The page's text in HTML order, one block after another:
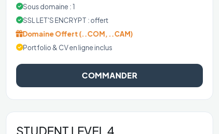
Sous domaine : 1
SSL LET'S ENCRYPT : offert
Domaine Offert (..COM, ..CAM)
Portfolio & CV en ligne inclus
COMMANDER
STUDENT LEVEL 4